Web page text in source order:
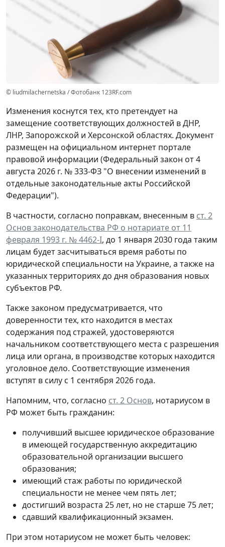
© liudmilachernetska / Фотобанк 123RF.com
Изменения коснутся тех, кто претендует на
замещение соответствующих должностей в ДНР,
ЛНР, Запорожской и Херсонской областях. Документ
размещен на официальном интернет портале
правовой информации (Федеральный закон от 4
августа 2026 г. № 333-ФЗ "О внесении изменений в
отдельные законодательные акты Российской
Федерации").
В частности, согласно поправкам, внесенным в ст. 2
Основ законодательства РФ о нотариате от 11
февраля 1993 г. № 4462-I, до 1 января 2030 года таким
лицам будет засчитываться время работы по
юридической специальности на Украине, а также на
указанных территориях до дня образования новых
субъектов РФ.
Также законом предусматривается, что
доверенности тех, кто находится в местах
содержания под стражей, удостоверяются
начальником соответствующего места с разрешения
лица или органа, в производстве которых находится
уголовное дело. Соответствующие изменения
вступят в силу с 1 сентября 2026 года.
Напомним, что, согласно ст. 2 Основ, нотариусом в
РФ может быть гражданин:
получивший высшее юридическое образование
в имеющей государственную аккредитацию
образовательной организации высшего
образования;
имеющий стаж работы по юридической
специальности не менее чем пять лет;
достигший возраста 25 лет, но не старше 75 лет;
сдавший квалификационный экзамен.
При этом нотариусом не может быть человек: